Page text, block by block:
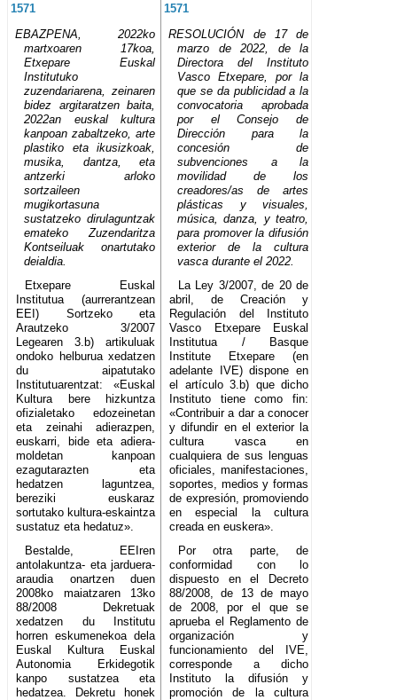
1571
1571
EBAZPENA, 2022ko
martxoaren 17koa,
Etxepare Euskal
Institutuko
zuzendariarena, zeinaren
bidez argitaratzen baita,
2022an euskal kultura
kanpoan zabaltzeko, arte
plastiko eta ikusizkoak,
musika, dantza, eta
antzerki arloko
sortzaileen
mugikortasuna
sustatzeko dirulaguntzak
emateko Zuzendaritza
Kontseiluak onartutako
deialdia.
RESOLUCIÓN de 17 de
marzo de 2022, de la
Directora del Instituto
Vasco Etxepare, por la
que se da publicidad a la
convocatoria aprobada
por el Consejo de
Dirección para la
concesión de
subvenciones a la
movilidad de los
creadores/as de artes
plásticas y visuales,
música, danza, y teatro,
para promover la difusión
exterior de la cultura
vasca durante el 2022.
Etxepare Euskal
Institutua (aurrerantzean
EEI) Sortzeko eta
Arautzeko 3/2007
Legearen 3.b) artikuluak
ondoko helburua xedatzen
du aipatutako
Institutuarentzat: «Euskal
Kultura bere hizkuntza
ofizialetako edozeinetan
eta zeinahi adierazpen,
euskarri, bide eta adiera-
moldetan kanpoan
ezagutarazten eta
hedatzen laguntzea,
bereziki euskaraz
sortutako kultura-eskaintza
sustatuz eta hedatuz».
La Ley 3/2007, de 20 de
abril, de Creación y
Regulación del Instituto
Vasco Etxepare Euskal
Institutua / Basque
Institute Etxepare (en
adelante IVE) dispone en
el artículo 3.b) que dicho
Instituto tiene como fin:
«Contribuir a dar a conocer
y difundir en el exterior la
cultura vasca en
cualquiera de sus lenguas
oficiales, manifestaciones,
soportes, medios y formas
de expresión, promoviendo
en especial la cultura
creada en euskera».
Bestalde, EEIren
antolakuntza- eta jarduera-
araudia onartzen duen
2008ko maiatzaren 13ko
88/2008 Dekretuak
xedatzen du Institutu
horren eskumenekoa dela
Euskal Kultura Euskal
Autonomia Erkidegotik
kanpo sustatzea eta
hedatzea. Dekretu honek
Por otra parte, de
conformidad con lo
dispuesto en el Decreto
88/2008, de 13 de mayo
de 2008, por el que se
aprueba el Reglamento de
organización y
funcionamiento del IVE,
corresponde a dicho
Instituto la difusión y
promoción de la cultura